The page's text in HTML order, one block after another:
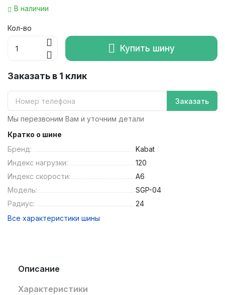
В наличии
Кол-во
Купить шину
Заказать в 1 клик
Заказать
Мы перезвоним Вам и уточним детали
Кратко о шине
Бренд:
Kabat
Индекс нагрузки:
120
Индекс скорости:
A6
Модель:
SGP-04
Радиус:
24
Все характеристики шины
Описание
Характеристики